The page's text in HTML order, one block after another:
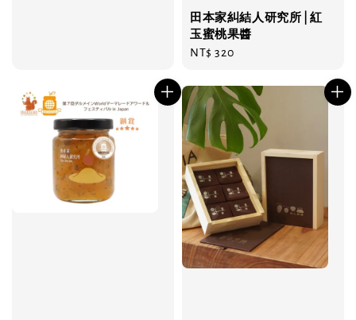
田本家糾結人研究所 | 紅
玉蜜桃果醬
Regular
NT$ 320